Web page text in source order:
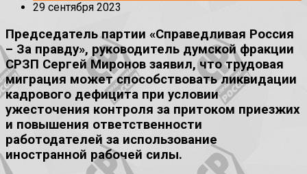
29 сентября 2023
Председатель партии «Справедливая Россия
– За правду», руководитель думской фракции
СРЗП Сергей Миронов заявил, что трудовая
миграция может способствовать ликвидации
кадрового дефицита при условии
ужесточения контроля за притоком приезжих
и повышения ответственности
работодателей за использование
иностранной рабочей силы.